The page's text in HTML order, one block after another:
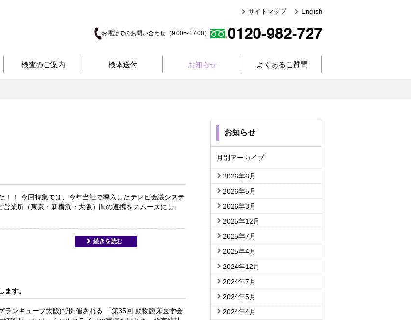
サイトマップ English
お電話でのお問い合わせ（9:00〜17:00）
検査のご案内 検体送付 お知らせ よくあるご質問
！！ 今回特集では、今年当社で導入したテレビ会議システ
業所（東京・新横浜・大阪）間の連携をスムーズにし、
続きを読む
す。
ンキューブ大阪)で開催される 「第35回 動物臨床医学会
お知らせ
月別アーカイブ
2026年6月
2026年5月
2026年3月
2025年12月
2025年7月
2025年4月
2024年12月
2024年7月
2024年5月
2024年4月